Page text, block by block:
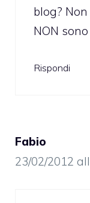
blog?
NON
Rispondi
Fabio
23/02/2012